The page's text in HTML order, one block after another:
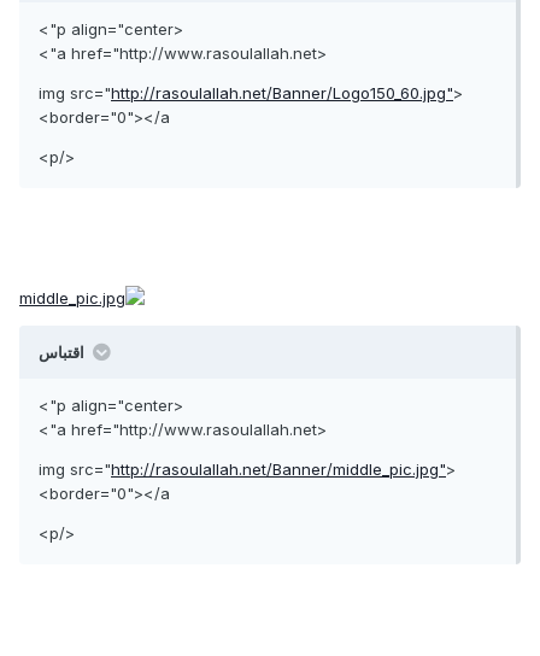
<p align="center">
<a href="http://www.rasoulallah.net">
<img src="
http://rasoulallah.net/Banner/Logo150_60.jpg"
border="0"></a>
</p>
اقتباس
<p align="center">
<a href="http://www.rasoulallah.net">
<img src="
http://rasoulallah.net/Banner/middle_pic.jpg"
border="0"></a>
</p>